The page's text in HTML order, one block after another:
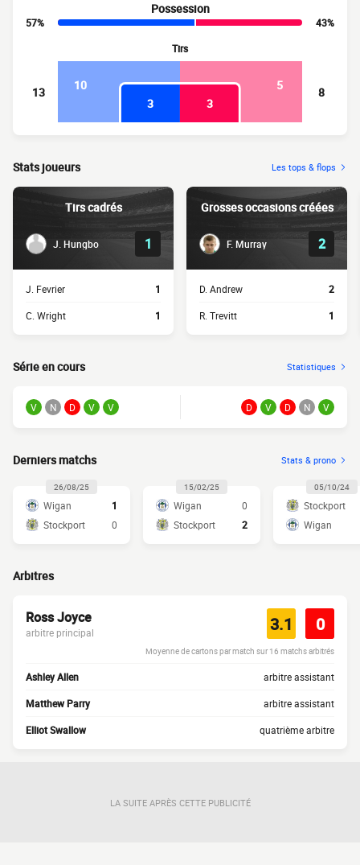
Possession
57%
43%
Tirs
13 10
5
3
3
8
Stats joueurs Les tops & flops
Tirs cadrés
J. Hungbo 1
J. Fevrier 1
C. Wright 1
Grosses occasions créées
F. Murray 2
D. Andrew 2
R. Trevitt 1
Série en cours Statistiques
V N D V V D V D N V
Derniers matchs Stats & prono
26/08/25
Wigan
1
Stockport
0
15/02/25
Wigan
0
Stockport
2
05/10/24
Stockport
Wigan
Arbitres
Ross Joyce
arbitre principal 3.1 0
Moyenne de cartons par match sur 16 matchs arbitrés
Ashley Allen arbitre assistant
Matthew Parry arbitre assistant
Elliot Swallow quatrième arbitre
LA SUITE APRÈS CETTE PUBLICITÉ